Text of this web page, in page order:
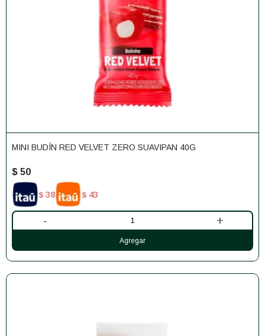
MINI BUDÍN RED VELVET ZERO SUAVIPAN 40G
$ 50
$ 38 $ 43
- +